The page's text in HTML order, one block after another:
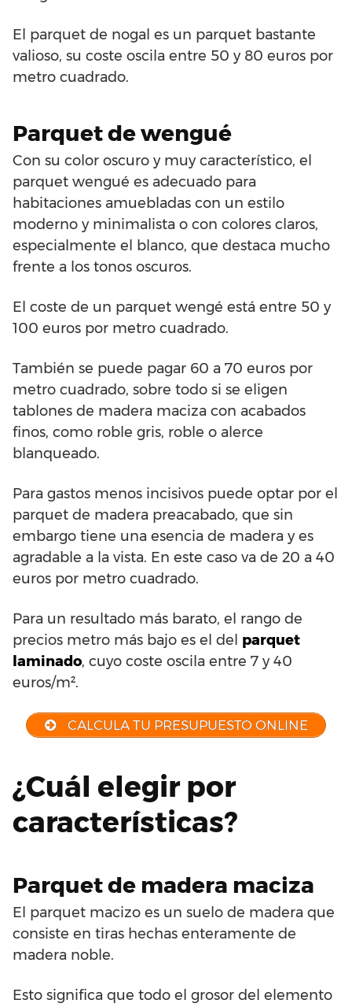
El parquet de nogal es un parquet bastante
valioso, su coste oscila entre 50 y 80 euros por
metro cuadrado.
Parquet de wengué
Con su color oscuro y muy característico, el
parquet wengué es adecuado para
habitaciones amuebladas con un estilo
moderno y minimalista o con colores claros,
especialmente el blanco, que destaca mucho
frente a los tonos oscuros.
El coste de un parquet wengé está entre 50 y
100 euros por metro cuadrado.
También se puede pagar 60 a 70 euros por
metro cuadrado, sobre todo si se eligen
tablones de madera maciza con acabados
finos, como roble gris, roble o alerce
blanqueado.
Para gastos menos incisivos puede optar por el
parquet de madera preacabado, que sin
embargo tiene una esencia de madera y es
agradable a la vista. En este caso va de 20 a 40
euros por metro cuadrado.
Para un resultado más barato, el rango de
precios metro más bajo es el del parquet
laminado, cuyo coste oscila entre 7 y 40
euros/m².
CALCULA TU PRESUPUESTO ONLINE
¿Cuál elegir por
características?
Parquet de madera maciza
El parquet macizo es un suelo de madera que
consiste en tiras hechas enteramente de
madera noble.
Esto significa que todo el grosor del elemento